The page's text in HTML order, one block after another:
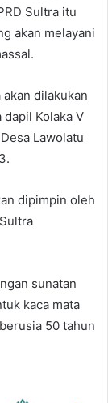
Sultra itu
akan melayani
dilakukan
Kolaka V
Lawolatu
dipimpin oleh
sunatan
kaca mata
50 tahun